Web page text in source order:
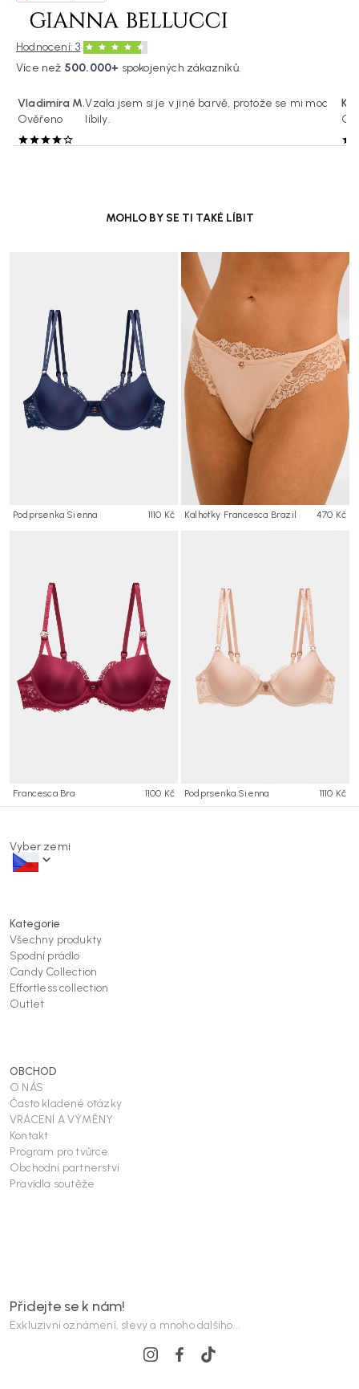
Hodnocení: 3·
Více než 500.000+ spokojených zákazníků.
Vladimíra M.
Ověřeno
Vzala jsem si je v jiné barvě, protože se mi moc
líbily.
MOHLO BY SE TI TAKÉ LÍBIT
Podprsenka Sienna 1110 Kč Kalhotky Francesca Brazil 470 Kč
Francesca Bra 1100 Kč Podprsenka Sienna 1110 Kč
Vyber zemi
Kategorie
Všechny produkty
Spodní prádlo
Candy Collection
Effortless collection
Outlet
OBCHOD
O NÁS
Často kladené otázky
VRÁCENÍ A VÝMĚNY
Kontakt
Program pro tvůrce
Obchodní partnerství
Pravidla soutěže
Přidejte se k nám!
Exkluzivní oznámení, slevy a mnoho dalšího...